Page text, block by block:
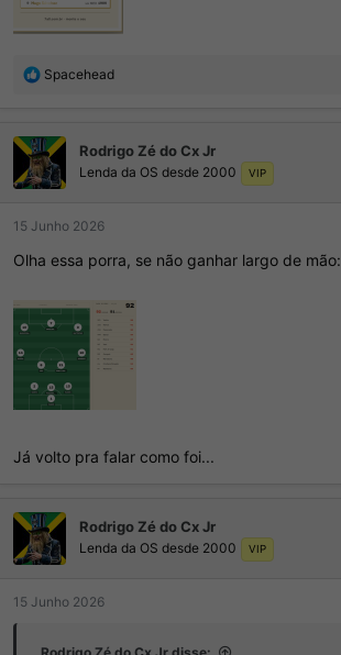
R
ç
õ
e
s
Spacehead
Rodrigo Zé do Cx Jr
Lenda da OS desde 2000 VIP
15 Junho 2026
Olha essa porra, se não ganhar largo de mão:
Já volto pra falar como foi...
Rodrigo Zé do Cx Jr
Lenda da OS desde 2000 VIP
15 Junho 2026